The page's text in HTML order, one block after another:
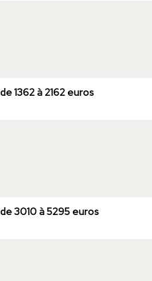
de 1362 à 2162 euros
de 3010 à 5295 euros